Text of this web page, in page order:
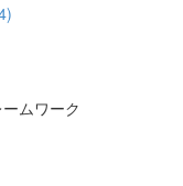
ムワーク